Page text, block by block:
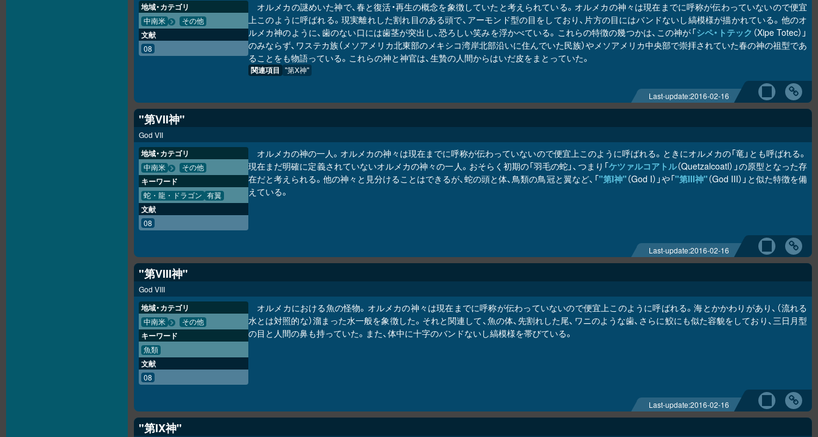
オルメカの謎めいた神で、春と復活・再生の概念を象徴していたと考えられている。オルメカの神々は現在までに呼称が伝わっていないので便宜
上このように呼ばれる。現実離れした割れ目のある頭で、アーモンド型の目をしており、片方の目にはバンドないし縞模様が描かれている。他のオ
ルメカ神のように、歯のない口には歯茎が突出し、恐ろしい笑みを浮かべている。これらの特徴の幾つかは、この神が「シペ・トテック （Xipe Totec）」
のみならず、ワステカ族（メソアメリカ北東部のメキシコ湾岸北部沿いに住んでいた民族）やメソアメリカ中央部で崇拝されていた春の神の祖型であ
ることをも物語っている。これらの神と神官は、生贄の人間からはいだ皮をまとっていた。
関連項目 "第X神"
地域・カテゴリ
中南米 その他
文献
08
Last-update:2016-02-16
"第VII神"
God VII
オルメカの神の一人。オルメカの神々は現在までに呼称が伝わっていないので便宜上このように呼ばれる。ときにオルメカの「竜」とも呼ばれる。
現在まだ明確に定義されていないオルメカの神々の一人。おそらく初期の「羽毛の蛇」、つまり「ケツァルコアトル（Quetzalcoatl）」の原型となった存
在だと考えられる。他の神々と見分けることはできるが、蛇の頭と体、鳥類の鳥冠と翼など、「"第I神"（God I）」や「"第III神"（God III）」と似た特徴を備
えている。
地域・カテゴリ
中南米 その他
キーワード
蛇・龍・ドラゴン 有翼
文献
08
Last-update:2016-02-16
"第VIII神"
God VIII
オルメカにおける魚の怪物。オルメカの神々は現在までに呼称が伝わっていないので便宜上このように呼ばれる。海とかかわりがあり、（流れる
水とは対照的な）溜まった水一般を象徴した。それと関連して、魚の体、先割れした尾、ワニのような歯、さらに鮫にも似た容貌をしており、三日月型
の目と人間の鼻も持っていた。また、体中に十字のバンドないし縞模様を帯びている。
地域・カテゴリ
中南米 その他
キーワード
魚類
文献
08
Last-update:2016-02-16
"第IX神"